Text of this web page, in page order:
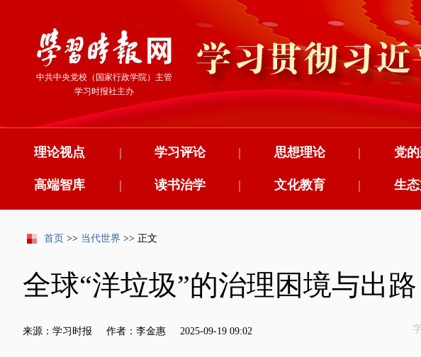
中共中央党校（国家行政学院）主管
学习时报社主办
理论视点 学习评论
| 思想理论
| 党
|
高端智库 读书治学
| 文化教育
| 生
|
首页 >> 当代世界 >> 正文
全球“洋垃圾”的治理困境与出路
来源：学习时报 作者：李金惠 2025-09-19 09:02